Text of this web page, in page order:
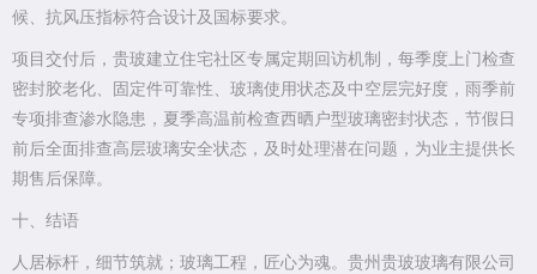
候、抗风压指标符合设计及国标要求。
项目交付后，贵玻建立住宅社区专属定期回访机制，每季度上门检查
密封胶老化、固定件可靠性、玻璃使用状态及中空层完好度，雨季前
专项排查渗水隐患，夏季高温前检查西晒户型玻璃密封状态，节假日
前后全面排查高层玻璃安全状态，及时处理潜在问题，为业主提供长
期售后保障。
十、结语
人居标杆，细节筑就；玻璃工程，匠心为魂。贵州贵玻玻璃有限公司